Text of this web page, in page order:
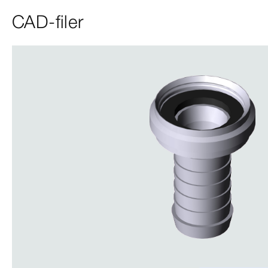
CAD-filer